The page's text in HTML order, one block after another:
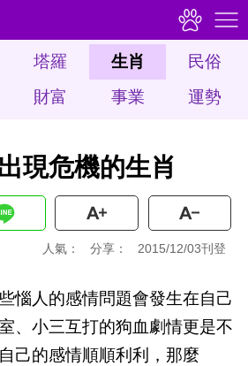
塔羅 生肖
民俗
財富 事業 運勢
現危機的生肖
人氣： 分享： 2015/12/03刊登
惱人的感情問題會發生在自己
、小三互打的狗血劇情更是不
己的感情順順利利，那麼